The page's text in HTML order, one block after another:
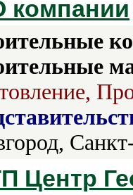
компании
Центр